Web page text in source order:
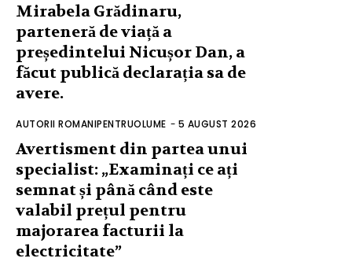
Mirabela Grădinaru,
parteneră de viață a
președintelui Nicușor Dan, a
făcut publică declarația sa de
avere.
AUTORII ROMANIPENTRUOLUME - 5 AUGUST 2026
Avertisment din partea unui
specialist: „Examinați ce ați
semnat și până când este
valabil prețul pentru
majorarea facturii la
electricitate”